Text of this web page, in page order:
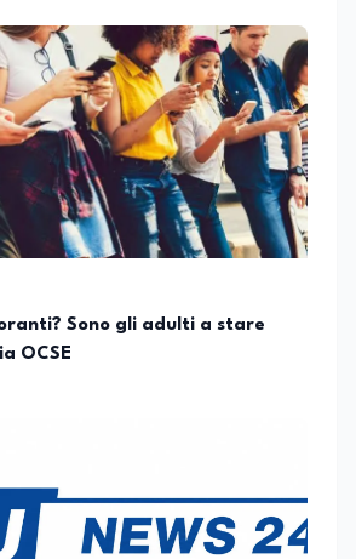
Sono gli adulti a stare
OCSE